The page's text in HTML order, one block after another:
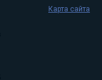
Карта сайта